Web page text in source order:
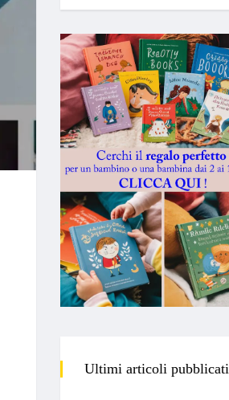
Ultimi articoli pubblicati